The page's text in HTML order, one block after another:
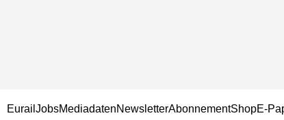
EurailJobsMediadatenNewsletterAbonnementShopE-